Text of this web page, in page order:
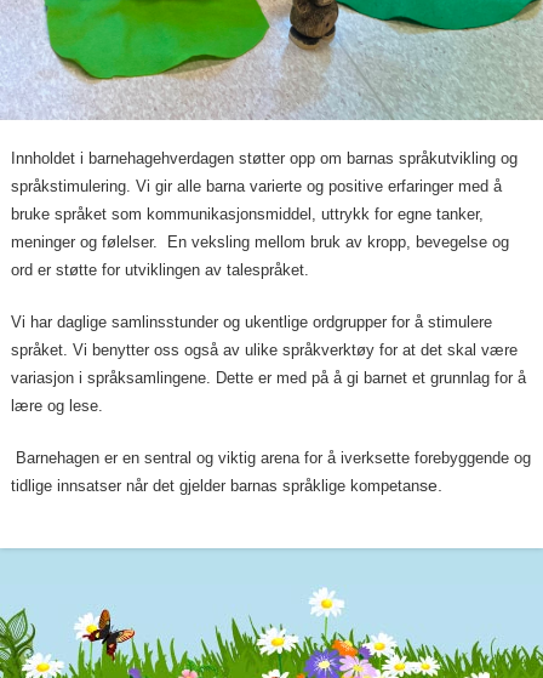
Innholdet i barnehagehverdagen støtter opp om barnas språkutvikling og
språkstimulering. Vi gir alle barna varierte og positive erfaringer med å
bruke språket som kommunikasjonsmiddel, uttrykk for egne tanker,
meninger og følelser. En veksling mellom bruk av kropp, bevegelse og
ord er støtte for utviklingen av talespråket.
Vi har daglige samlinsstunder og ukentlige ordgrupper for å stimulere
språket. Vi benytter oss også av ulike språkverktøy for at det skal være
variasjon i språksamlingene. Dette er med på å gi barnet et grunnlag for å
lære og lese.
Barnehagen er en sentral og viktig arena for å iverksette forebyggende og
tidlige innsatser når det gjelder barnas språklige kompetanse.